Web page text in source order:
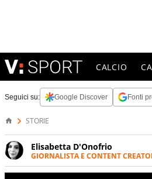
CALCIO
Seguici su: Google Discover Fonti
STORIE
Elisabetta D'Onofrio
GIORNALISTA E CONTENT
Giornalista professionista dal